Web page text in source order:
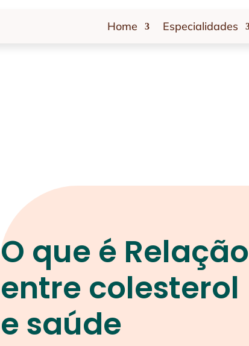
Home Especialidades
O que é Relação
entre colesterol
e saúde